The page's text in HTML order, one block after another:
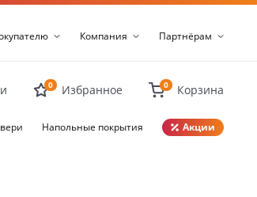
Компания Партнёрам
0 Избранное 0 Корзина
Напольные покрытия Акции